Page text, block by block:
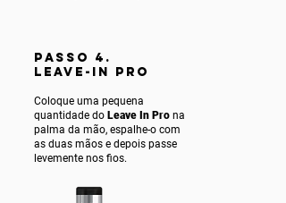
PASSO 4.
LEAVE-IN PRO
Coloque uma pequena
quantidade do Leave In Pro na
palma da mão, espalhe-o com
as duas mãos e depois passe
levemente nos fios.